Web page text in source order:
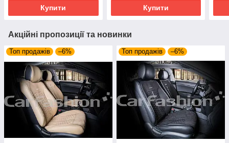
Купити Купити
Акційні пропозиції та новинки
Топ продажів –6% Топ продажів –6%